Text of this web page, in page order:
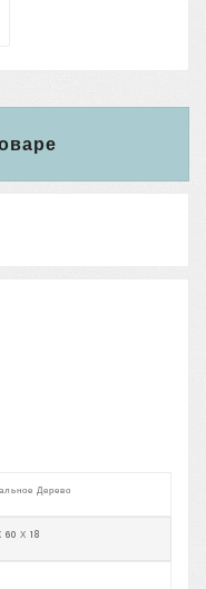
Дерево
60 Х 18